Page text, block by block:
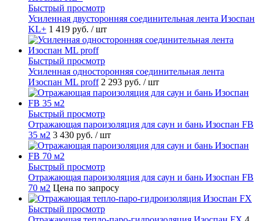
Быстрый просмотр
Усиленная двусторонняя соединительная лента Изоспан
KL+ 1 419 руб. / шт
Быстрый просмотр
Усиленная односторонняя соединительная лента
Изоспан ML proff 2 293 руб. / шт
Быстрый просмотр
Отражающая пароизоляция для саун и бань Изоспан FB
35 м2 3 430 руб. / шт
Быстрый просмотр
Отражающая пароизоляция для саун и бань Изоспан FB
70 м2 Цена по запросу
Быстрый просмотр